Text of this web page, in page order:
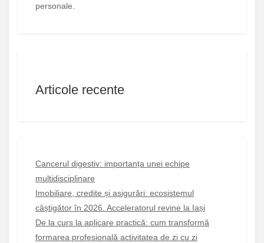
personale.
Articole recente
Cancerul digestiv: importanța unei echipe
multidisciplinare
Imobiliare, credite și asigurări: ecosistemul
câștigător în 2026. Acceleratorul revine la Iași
De la curs la aplicare practică: cum transformă
formarea profesională activitatea de zi cu zi